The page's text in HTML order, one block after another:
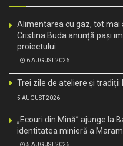
Alimentarea cu gaz, tot mai
Cristina Buda anunță pași
proiectului
6 AUGUST 2026
Trei zile de ateliere și tradiții
5 AUGUST 2026
„Ecouri din Mină” ajunge la
identitatea minieră a
5 AUGUST 2026